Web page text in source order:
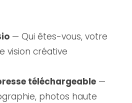
— Qui êtes-vous, votre
vision créative
téléchargeable —
photos haute